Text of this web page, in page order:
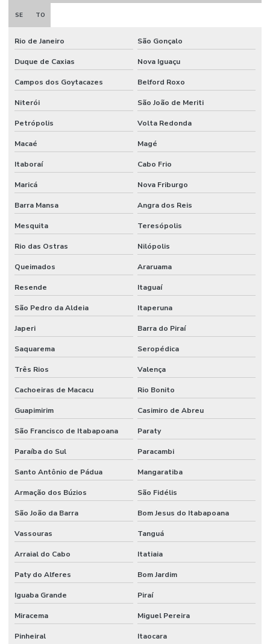
SE TO
Rio de Janeiro São Gonçalo
Duque de Caxias Nova Iguaçu
Campos dos Goytacazes Belford Roxo
Niterói São João de Meriti
Petrópolis Volta Redonda
Macaé Magé
Itaboraí Cabo Frio
Maricá Nova Friburgo
Barra Mansa Angra dos Reis
Mesquita Teresópolis
Rio das Ostras Nilópolis
Queimados Araruama
Resende Itaguaí
São Pedro da Aldeia Itaperuna
Japeri Barra do Piraí
Saquarema Seropédica
Três Rios Valença
Cachoeiras de Macacu Rio Bonito
Guapimirim Casimiro de Abreu
São Francisco de Itabapoana Paraty
Paraíba do Sul Paracambi
Santo Antônio de Pádua Mangaratiba
Armação dos Búzios São Fidélis
São João da Barra Bom Jesus do Itabapoana
Vassouras Tanguá
Arraial do Cabo Itatiaia
Paty do Alferes Bom Jardim
Iguaba Grande Piraí
Miracema Miguel Pereira
Pinheiral Itaocara